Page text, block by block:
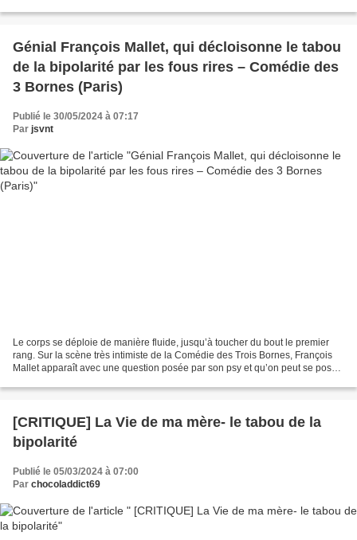
Génial François Mallet, qui décloisonne le tabou
de la bipolarité par les fous rires – Comédie des
3 Bornes (Paris)
Publié le 30/05/2024 à 07:17
Par jsvnt
Le corps se déploie de manière fluide, jusqu’à toucher du bout le premier
rang. Sur la scène très intimiste de la Comédie des Trois Bornes, François
Mallet apparaît avec une question posée par son psy et qu’on peut se poser
[CRITIQUE] La Vie de ma mère- le tabou de la
bipolarité
Publié le 05/03/2024 à 07:00
Par chocoladdict69